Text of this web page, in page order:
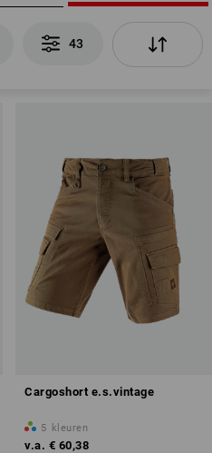
43
Cargoshort e.s.vintage
5 kleuren
v.a. € 60,38